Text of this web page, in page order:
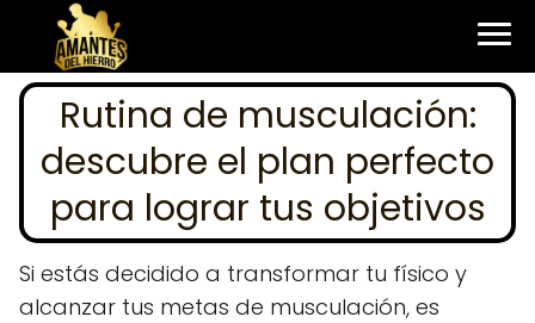
Rutina de musculación:
descubre el plan perfecto
para lograr tus objetivos
Si estás decidido a transformar tu físico y
alcanzar tus metas de musculación, es